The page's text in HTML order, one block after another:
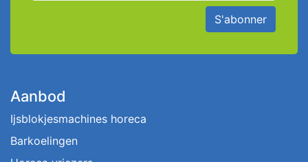
S'abonner
Aanbod
Ijsblokjesmachines horeca
Barkoelingen